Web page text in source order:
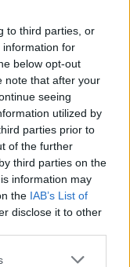
to third parties, or
information for
below opt-out
note that after your
seeing
utilized by
parties prior to
of the further
third parties on the
information may
the IAB’s List of
disclose it to other
le fléchage
à très grande
miroirs) suivre
le lieu-dit Pizay.